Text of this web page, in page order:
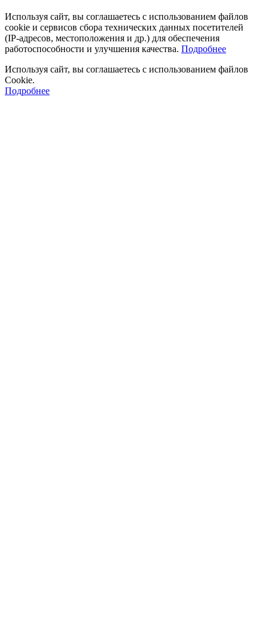
Используя сайт, вы соглашаетесь с использованием файлов
cookie и сервисов сбора технических данных посетителей
(IP‑адресов, местоположения и др.) для обеспечения
работоспособности и улучшения качества. Подробнее
Используя сайт, вы соглашаетесь с использованием файлов
Cookie.
Подробнее